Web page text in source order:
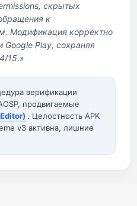
скрытых
к
Модификация корректно
Google Play, сохраняя
15.»
верификации
продвигаемые
. Целостность APK
v3 активна, лишние